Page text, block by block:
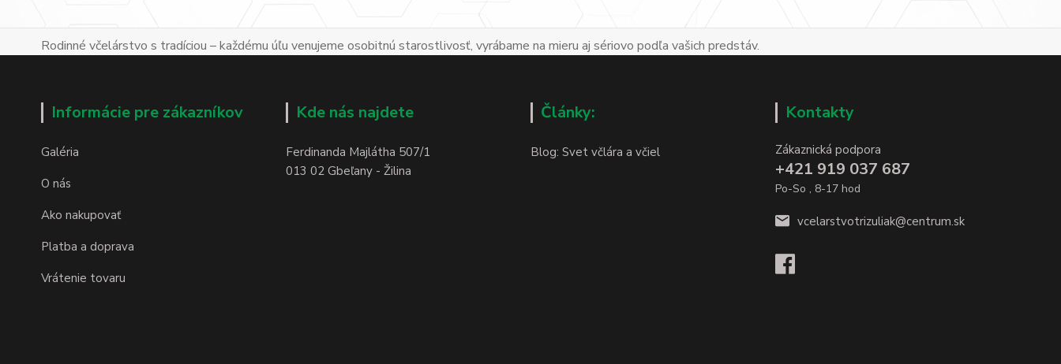
Rodinné včelárstvo s tradíciou – každému úľu venujeme osobitnú starostlivosť, vyrábame na mieru aj sériovo podľa vašich predstáv.
Informácie pre zákazníkov
Galéria
O nás
Ako nakupovať
Platba a doprava
Vrátenie tovaru
Kde nás najdete
Ferdinanda Majlátha 507/1
013 02 Gbeľany - Žilina
Články:
Blog: Svet včlára a včiel
Kontakty
Zákaznická podpora
+421 919 037 687
Po-So , 8-17 hod
vcelarstvotrizuliak@centrum.sk